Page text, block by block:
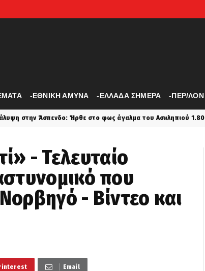
-ΕΘΝΙΚΗ ΑΜΥΝΑ -ΕΛΛΑΔΑ ΣΗΜΕΡΑ -ΠΕΡ/ΛΟΝ
Ήρθε στο φως άγαλμα του Ασκληπιού 1.800 ετών latest
- Τελευταίο
που
- Βίντεο και
Email